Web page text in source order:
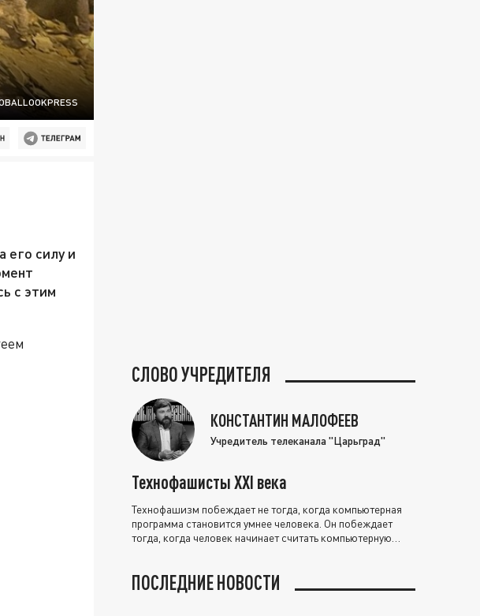
его силу и
с этим
СЛОВО УЧРЕДИТЕЛЯ
КОНСТАНТИН МАЛОФЕЕВ
Учредитель телеканала "Царьград"
Технофашисты XXI века
Технофашизм побеждает не тогда, когда компьютерная
программа становится умнее человека. Он побеждает
тогда, когда человек начинает считать компьютерную
ПОСЛЕДНИЕ НОВОСТИ